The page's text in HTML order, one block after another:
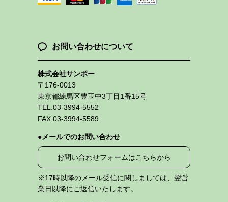
お問い合わせについて
株式会社サンポー
〒176-0013
東京都練馬区豊玉中3丁目1番15号
TEL.03-3994-5552
FAX.03-3994-5589
メールでのお問い合わせ
お問い合わせフォームはこちらから
※17時以降のメール受信に関しましては、翌営
業日以降にご返信いたします。